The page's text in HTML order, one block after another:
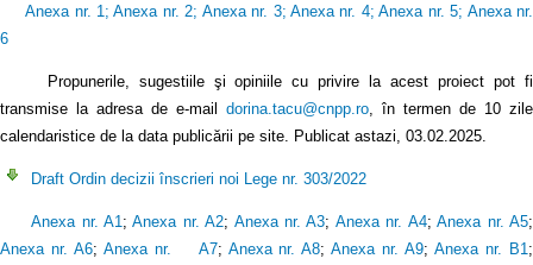
Anexa nr. 1 ;Anexa nr. 2; Anexa nr. 3;Anexa nr. 4; Anexa nr. 5; Anexa nr.
6
Propunerile, sugestiile şi opiniile cu privire la acest proiect pot fi
transmise la adresa de e-mail dorina.tacu@cnpp.ro , în termen de 10 zile
calendaristice de la data publicării pe site. Publicat astazi, 03.02.2025.
Draft Ordin decizii înscrieri noi Lege nr. 303/2022
Anexa nr. A1 ;Anexa nr. A2; Anexa nr. A3; Anexa nr. A4;Anexa nr. A5;
Anexa nr. A6; Anexa nr. A7; Anexa nr. A8;Anexa nr. A9;Anexa nr. B1 ;